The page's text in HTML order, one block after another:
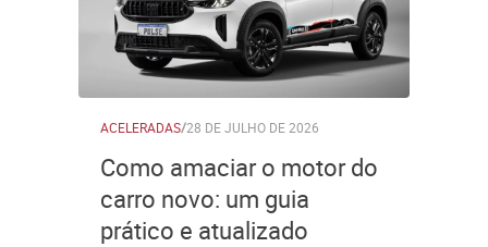
ACELERADAS/28 DE JULHO DE 2026
Como amaciar o motor do
carro novo: um guia
prático e atualizado